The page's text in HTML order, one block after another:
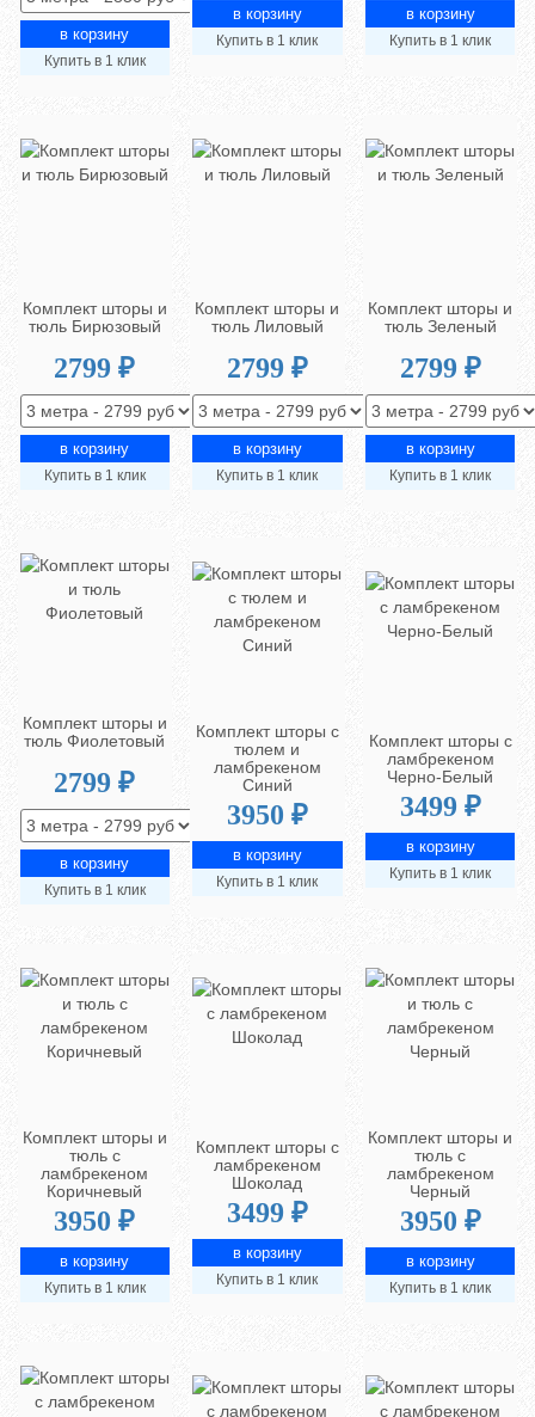
Купить в 1 клик
Купить в 1 клик Купить в 1 клик
Комплект шторы и
тюль Бирюзовый
2799 ₽
Купить в 1 клик
Комплект шторы и
тюль Лиловый
2799 ₽
Купить в 1 клик
Комплект шторы и
тюль Зеленый
2799 ₽
Купить в 1 клик
Комплект шторы и
тюль Фиолетовый
2799 ₽
Купить в 1 клик
Комплект шторы с
тюлем и
ламбрекеном
Синий
3950 ₽
Купить в 1 клик
Комплект шторы с
ламбрекеном
Черно-Белый
3499 ₽
Купить в 1 клик
Комплект шторы и
тюль с
ламбрекеном
Коричневый
3950 ₽
Купить в 1 клик
Комплект шторы с
ламбрекеном
Шоколад
3499 ₽
Купить в 1 клик
Комплект шторы и
тюль с
ламбрекеном
Черный
3950 ₽
Купить в 1 клик